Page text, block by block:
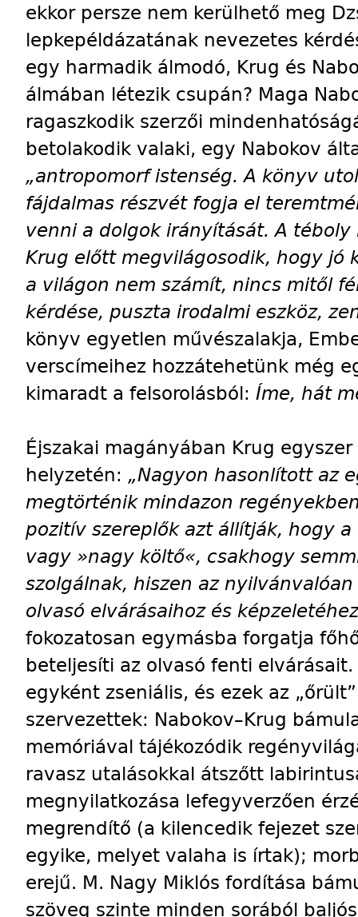
ekkor persze nem kerülhető meg
lepkepéldázatának nevezetes
egy harmadik álmodó, Krug és
álmában létezik csupán? Maga
ragaszkodik szerzői
betolakodik valaki, egy Nabokov
„antropomorf istenség. A könyv
fájdalmas részvét fogja el
venni a dolgok irányítását. A
Krug előtt megvilágosodik, hogy jó
a világon nem számít, nincs mitől
kérdése, puszta irodalmi eszköz,
könyv egyetlen művészalakja,
verscímeihez hozzátehetünk még
kimaradt a felsorolásból: Íme, hát
Éjszakai magányában Krug
helyzetén: „Nagyon hasonlított az
megtörténik mindazon
pozitív szereplők azt állítják, hogy
vagy »nagy költő«, csakhogy
szolgálnak, hiszen az
olvasó elvárásaihoz és
fokozatosan egymásba forgatja
beteljesíti az olvasó fenti
egyként zseniális, és ezek az
szervezettek: Nabokov–Krug
memóriával tájékozódik
ravasz utalásokkal átszőtt
megnyilatkozása lefegyverzően
megrendítő (a kilencedik fejezet
egyike, melyet valaha is írtak);
erejű. M. Nagy Miklós fordítása
szöveg szinte minden sorából